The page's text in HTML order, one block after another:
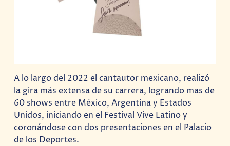
A lo largo del 2022 el cantautor mexicano, realizó
la gira más extensa de su carrera, logrando mas de
60 shows entre México, Argentina y Estados
Unidos, iniciando en el Festival Vive Latino y
coronándose con dos presentaciones en el Palacio
de los Deportes.